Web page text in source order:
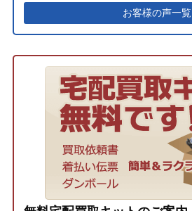
お客様の声一覧